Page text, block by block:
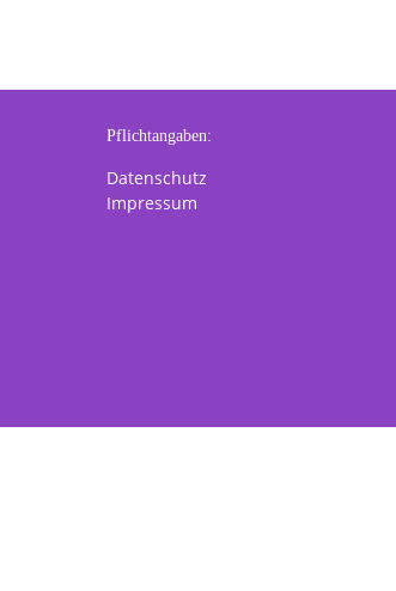
Pflichtangaben:
Datenschutz
Impressum